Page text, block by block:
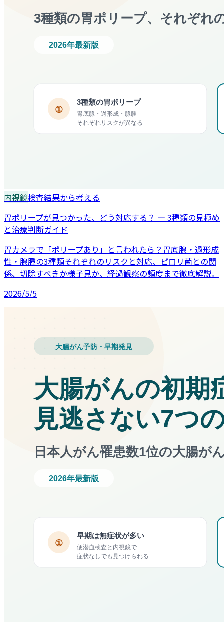
内視鏡検査結果から考える
胃ポリープが見つかった、どう対応する？ — 3種類の見極め
と治療判断ガイド
胃カメラで「ポリープあり」と言われたら？胃底腺・過形成
性・腺腫の3種類それぞれのリスクと対応、ピロリ菌との関
係、切除すべきか様子見か、経過観察の頻度まで徹底解説。
2026/5/5